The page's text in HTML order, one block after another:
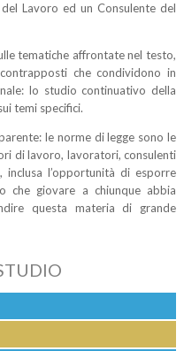
Lavoro ed un Consulente del
tematiche affrontate nel testo,
che condividono in
lo studio continuativo della
temi specifici.
le norme di legge sono le
di lavoro, lavoratori, consulenti
inclusa l’opportunità di esporre
che giovare a chiunque abbia
questa materia di grande